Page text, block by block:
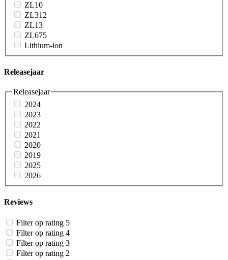
ZL10
ZL312
ZL13
ZL675
Lithium-ion
Releasejaar
Releasejaar
2024
2023
2022
2021
2020
2019
2025
2026
Reviews
Filter op rating 5
Filter op rating 4
Filter op rating 3
Filter op rating 2